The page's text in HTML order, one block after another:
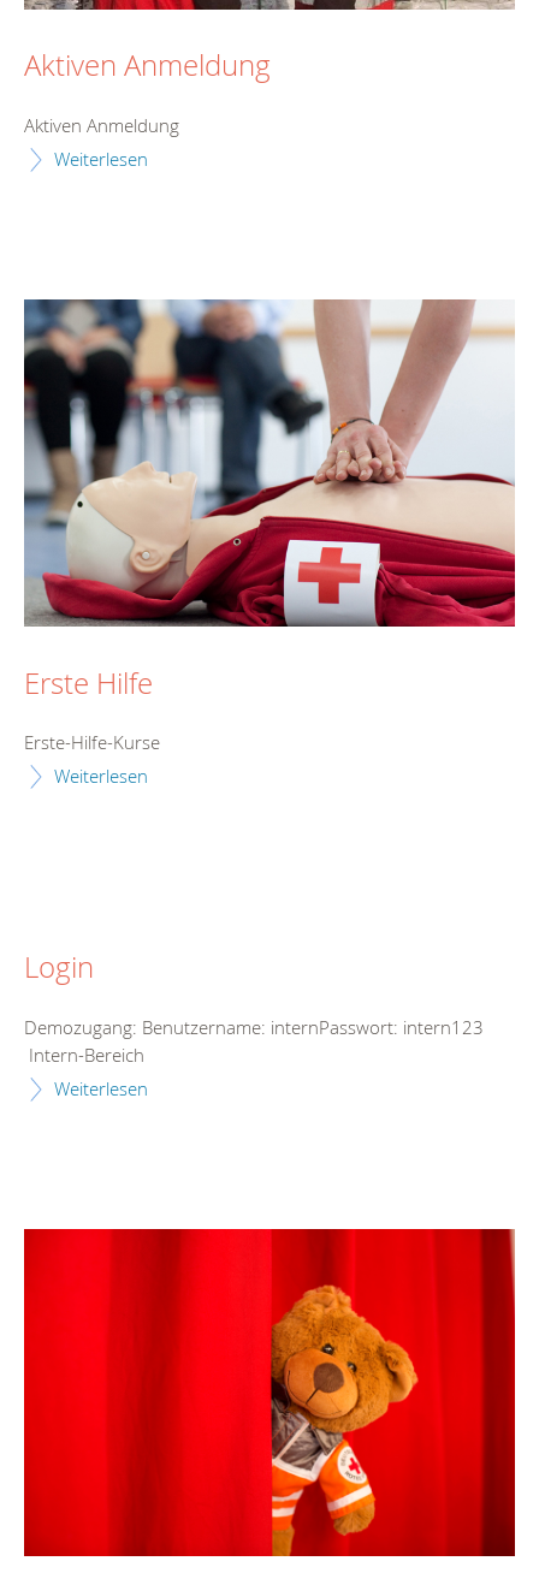
Aktiven Anmeldung
Aktiven Anmeldung
Weiterlesen
Erste Hilfe
Erste-Hilfe-Kurse
Weiterlesen
Login
Demozugang: Benutzername: internPasswort: intern123
Intern-Bereich
Weiterlesen